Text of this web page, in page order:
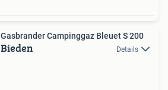
Gasbrander Campinggaz Bleuet S 200
Bieden Details